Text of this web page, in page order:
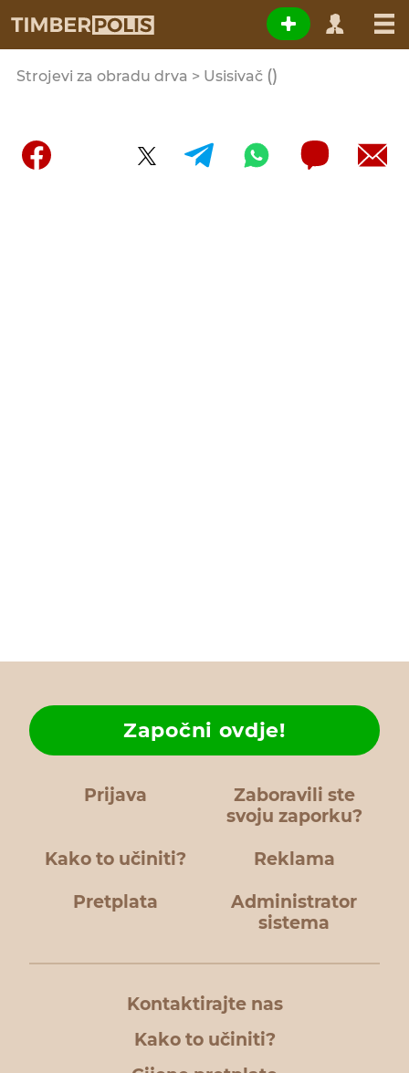
Strojevi za obradu drva > Usisivač ()
Prijava
Zaboravili ste
svoju zaporku?
Kako to učiniti?
Započni ovdje!
Reklama
Pretplata
Administrator
sistema
Kontaktirajte nas
Kako to učiniti?